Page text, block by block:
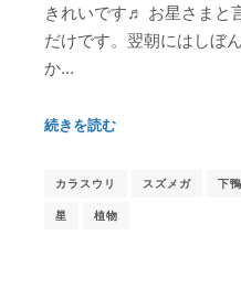
きれいです♬ お星さまと
だけです。翌朝にはしぼ
か…
続きを読む
カラスウリ スズメガ 下
星 植物